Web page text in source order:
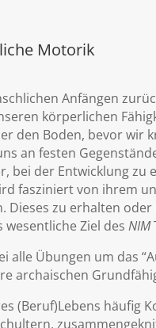
Motorik
Anfängen
körperlichen
den Boden, bevor wir
an festen
bei der Entwicklung zu
fasziniert von ihrem
Dieses zu erhalten
wesentliche Ziel desNIM
alle Übungen um das
archaischen
(Beruf)Lebens häufig